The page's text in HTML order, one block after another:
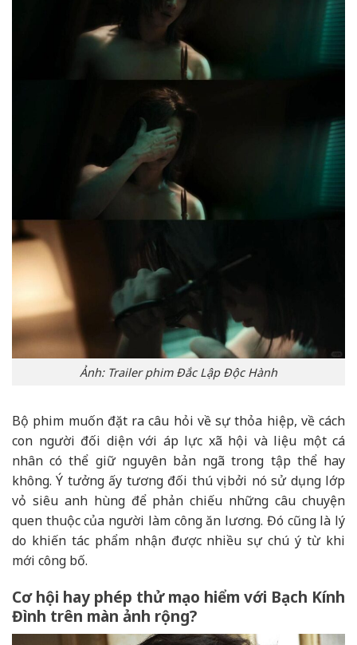
Ảnh: Trailer phim Đắc Lập Độc Hành
Bộ phim muốn đặt ra câu hỏi về sự thỏa hiệp, về cách
con người đối diện với áp lực xã hội và liệu một cá
nhân có thể giữ nguyên bản ngã trong tập thể hay
không. Ý tưởng ấy tương đối thú vị bởi nó sử dụng lớp
vỏ siêu anh hùng để phản chiếu những câu chuyện
quen thuộc của người làm công ăn lương. Đó cũng là lý
do khiến tác phẩm nhận được nhiều sự chú ý từ khi
mới công bố.
Cơ hội hay phép thử mạo hiểm với Bạch Kính
Đình trên màn ảnh rộng?